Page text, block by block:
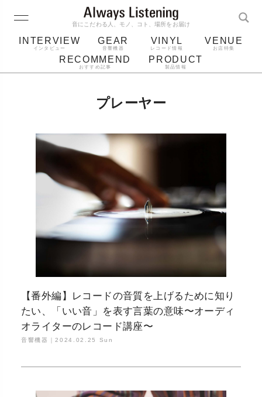
音にこだわる人、モノ、コト、場所をお届け
INTERVIEW
インタビュー
GEAR
音響機器
VINYL
レコード情報
VENUE
お店特集
RECOMMEND
おすすめ記事
PRODUCT
製品情報
bluetooth
プレーヤー
【番外編】レコードの音質を上げるために知り
たい、「いい音」を表す言葉の意味〜オーディ
オライターのレコード講座〜
音響機器｜2024.02.25 Sun